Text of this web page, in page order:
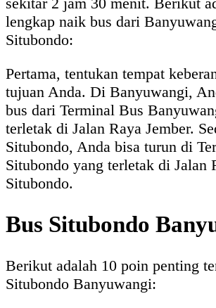
lengkap naik bus dari
Situbondo:
Pertama, tentukan tempat
tujuan Anda. Di Banyuwangi,
bus dari Terminal Bus
terletak di Jalan Raya Jember.
Situbondo, Anda bisa turun di
Situbondo yang terletak di Jalan
Situbondo.
Bus Situbondo
Berikut adalah 10 poin penting
Situbondo Banyuwangi: